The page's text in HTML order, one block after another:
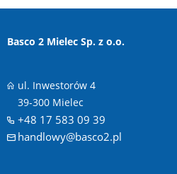
Basco 2 Mielec Sp. z o.o.
ul. Inwestorów 4
39-300 Mielec
+48 17 583 09 39
handlowy@basco2.pl